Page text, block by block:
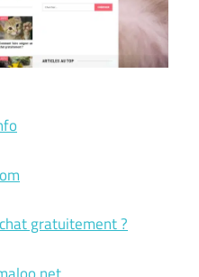
gratuitement ?